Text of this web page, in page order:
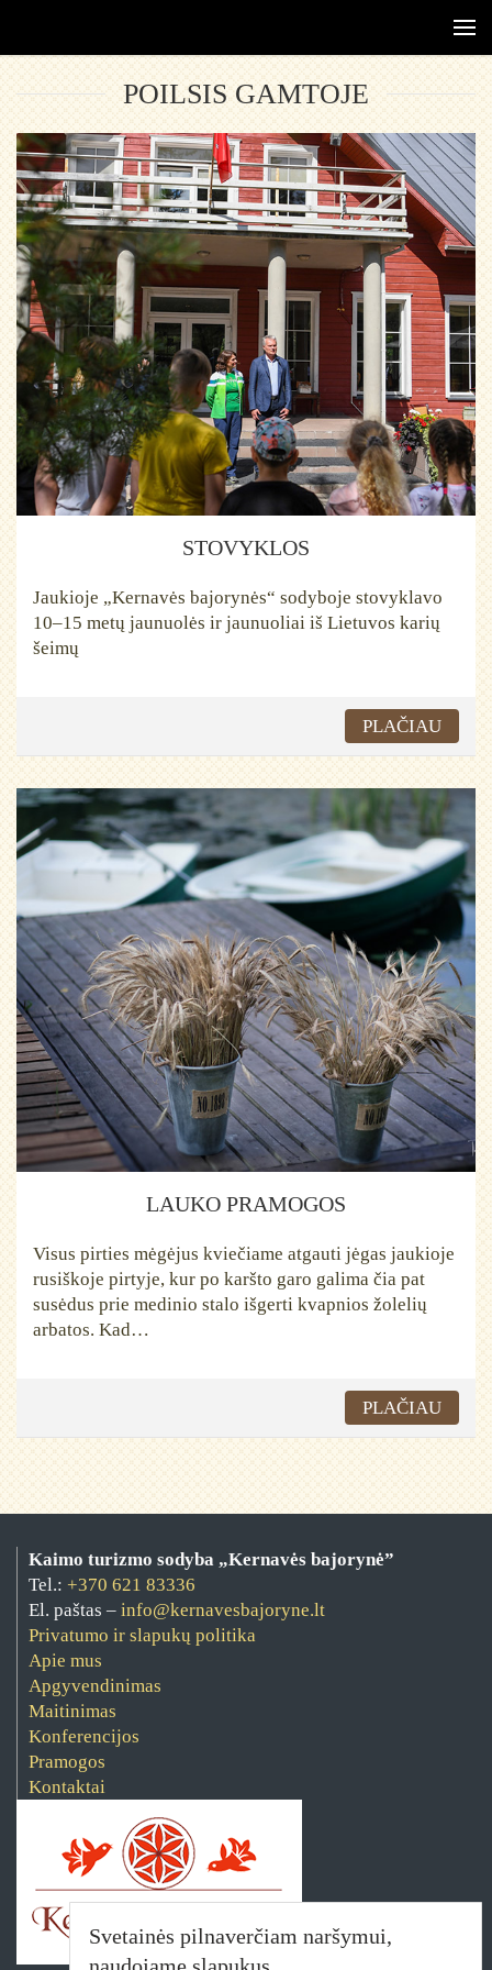
POILSIS GAMTOJE
STOVYKLOS
Jaukioje „Kernavės bajorynės“ sodyboje stovyklavo
10–15 metų jaunuolės ir jaunuoliai iš Lietuvos karių
šeimų
PLAČIAU
LAUKO PRAMOGOS
Visus pirties mėgėjus kviečiame atgauti jėgas jaukioje
rusiškoje pirtyje, kur po karšto garo galima čia pat
susėdus prie medinio stalo išgerti kvapnios žolelių
arbatos. Kad…
PLAČIAU
Kaimo turizmo sodyba „Kernavės bajorynė”
Tel.: +370 621 83336
El. paštas – info@kernavesbajoryne.lt
Privatumo ir slapukų politika
Apie mus
Apgyvendinimas
Maitinimas
Konferencijos
Pramogos
Kontaktai
Svetainės pilnaverčiam naršymui,